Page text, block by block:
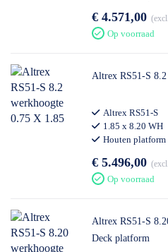
€ 4.571,00
Op voorraad
Altrex RS51-S
Altrex RS51-S
1.85 x 8.20 WH
Houten platform
€ 5.496,00
Op voorraad
Altrex RS51-S
Deck platform